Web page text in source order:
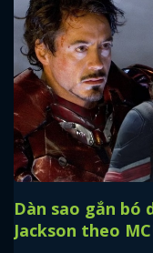
Dàn sao gắn bó
Jackson theo